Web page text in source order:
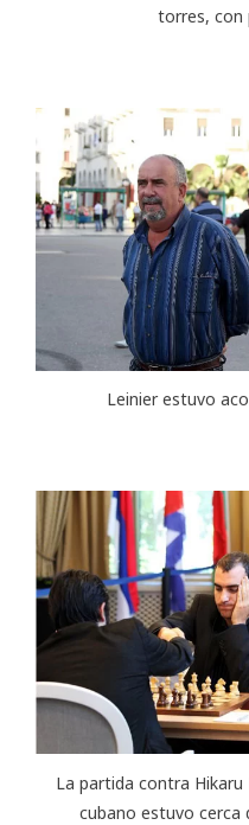
torres, con
Leinier estuvo
La partida contra
cubano estuvo cerca